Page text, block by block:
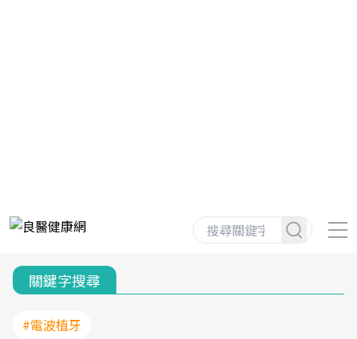
關鍵字搜尋
#電波植牙